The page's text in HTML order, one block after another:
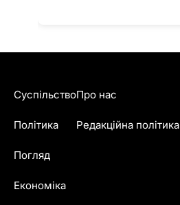
Суспільство
Політика
Погляд
Економіка
Про нас
Редакційна політика